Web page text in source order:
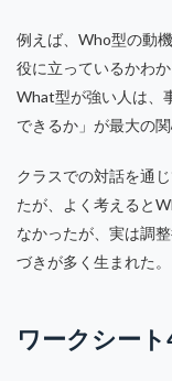
例えば、Who型の動
役に立っているかわ
What型が強い人は、
できるか」が最大の関
クラスでの対話を通
たが、よく考えると
なかったが、実は調
づきが多く生まれた。
ワークシー